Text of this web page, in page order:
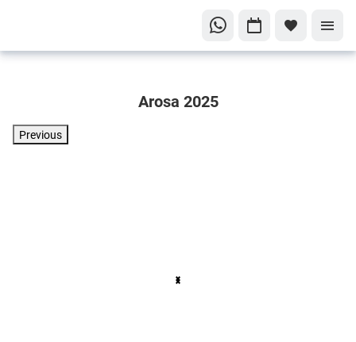
Arosa 2025
Previous